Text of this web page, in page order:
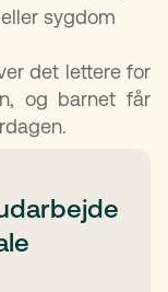
sygdom
det lettere for
og barnet får